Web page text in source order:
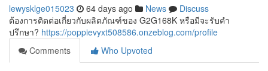
lewysklge015023 64 days ago News
Discuss
ต้องการติดต่อเกี่ยวกับผลิตภัณฑ์ของ G2G168K หรือมีจะรับคำ
ปรึกษา? https://poppievyxt508586.onzeblog.com/profile
Comments
Who Upvoted